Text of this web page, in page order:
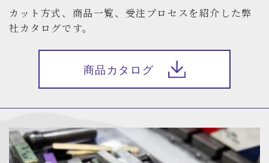
カット方式、商品一覧、受注プロセスを紹介した弊
社カタログです。
商品カタログ